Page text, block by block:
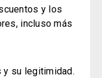
y los
incluso más
y su legitimidad.